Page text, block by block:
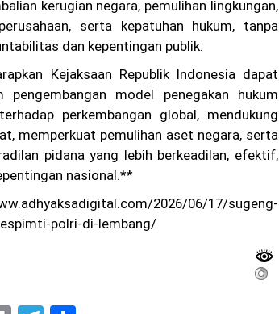
kerugian negara, pemulihan lingkungan,
serta kepatuhan hukum, tanpa
dan kepentingan publik.
Kejaksaan Republik Indonesia dapat
pengembangan model penegakan hukum
perkembangan global, mendukung
memperkuat pemulihan aset negara, serta
pidana yang lebih berkeadilan, efektif,
nasional.**
2026/06/17/sugeng-
polri-di-lembang/